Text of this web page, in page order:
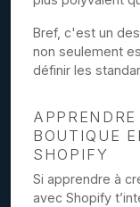
Bref, c'est un
non seulement
définir les
BOUTIQUE
SHOPIFY
Si apprendre à
avec Shopify